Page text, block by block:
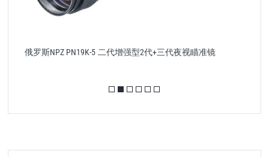
俄罗斯NPZ PN19K-5 二代增强型2代+三代夜视瞄准镜